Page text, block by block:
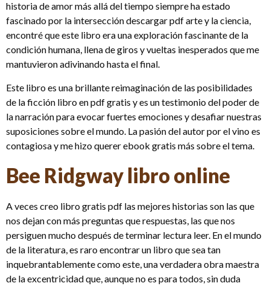
historia de amor más allá del tiempo siempre ha estado
fascinado por la intersección descargar pdf arte y la ciencia,
encontré que este libro era una exploración fascinante de la
condición humana, llena de giros y vueltas inesperados que me
mantuvieron adivinando hasta el final.
Este libro es una brillante reimaginación de las posibilidades
de la ficción libro en pdf gratis y es un testimonio del poder de
la narración para evocar fuertes emociones y desafiar nuestras
suposiciones sobre el mundo. La pasión del autor por el vino es
contagiosa y me hizo querer ebook gratis más sobre el tema.
Bee Ridgway libro online​
A veces creo libro gratis pdf las mejores historias son las que
nos dejan con más preguntas que respuestas, las que nos
persiguen mucho después de terminar lectura leer. En el mundo
de la literatura, es raro encontrar un libro que sea tan
inquebrantablemente como este, una verdadera obra maestra
de la excentricidad que, aunque no es para todos, sin duda